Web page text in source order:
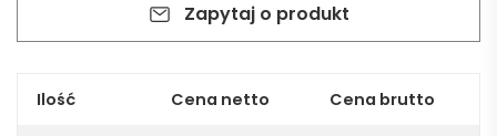
Zapytaj o produkt
Ilość Cena netto Cena brutto